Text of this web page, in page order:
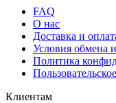
FAQ
О нас
Доставка и
Условия обмена
Политика
Клиентам